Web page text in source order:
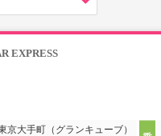
EXPRESS
京大手町（グランキューブ）